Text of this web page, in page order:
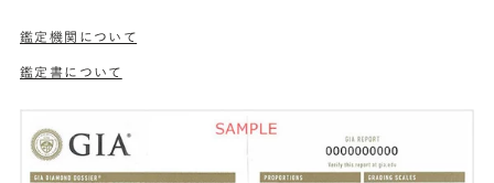
鑑定機関について
鑑定書について